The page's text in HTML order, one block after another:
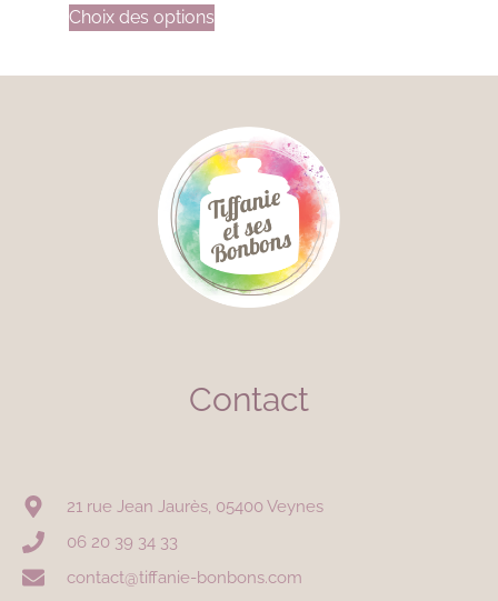
Choix des options
Contact
21 rue Jean Jaurès, 05400 Veynes
06 20 39 34 33
contact@tiffanie-bonbons.com